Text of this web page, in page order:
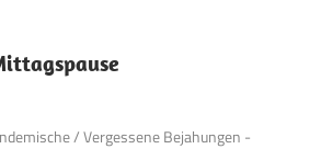
/Vergessene Bejahungen -